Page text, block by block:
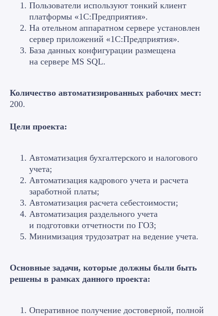
Пользователи используют тонкий клиент
платформы «1С:Предприятия».
На отельном аппаратном сервере установлен
сервер приложений «1С:Предприятия».
База данных конфигурации размещена
на сервере MS SQL.
Количество автоматизированных рабочих мест:
200.
Цели проекта:
Автоматизация бухгалтерского и налогового
учета;
Автоматизация кадрового учета и расчета
заработной платы;
Автоматизация расчета себестоимости;
Автоматизация раздельного учета
и подготовки отчетности по ГОЗ;
Минимизация трудозатрат на ведение учета.
Основные задачи, которые должны были быть
решены в рамках данного проекта:
Оперативное получение достоверной, полной